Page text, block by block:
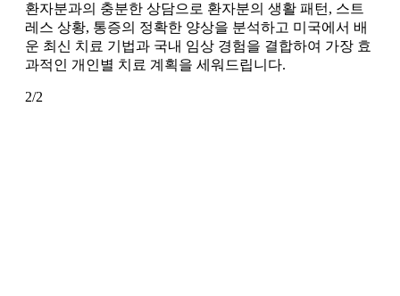
환자분과의 충분한 상담으로 환자분의 생활 패턴, 스트
레스 상황, 통증의 정확한 양상을 분석하고 미국에서 배
운 최신 치료 기법과 국내 임상 경험을 결합하여 가장 효
과적인 개인별 치료 계획을 세워드립니다.
2/2